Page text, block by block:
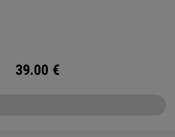
played. Now available in our limited
design.
39.00 €